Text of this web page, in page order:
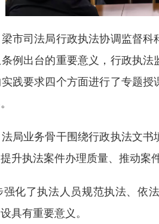
司法局行政执法协调监督科
例出台的重要意义，行政执
践要求四个方面进行了专题
业务骨干围绕行政执法文书
升执法案件办理质量、推动案
了执法人员规范执法、依法
具有重要意义。